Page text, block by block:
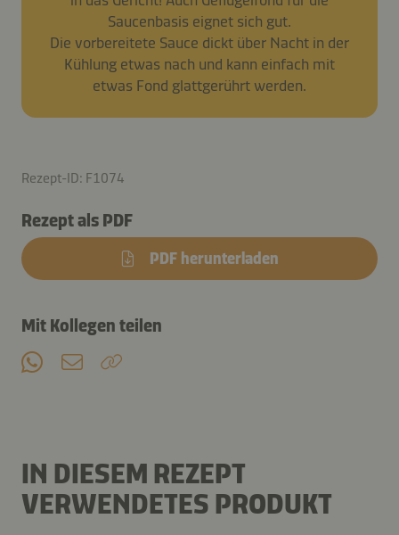
Saucenbasis eignet sich gut.
Die vorbereitete Sauce dickt über Nacht in der
Kühlung etwas nach und kann einfach mit
etwas Fond glattgerührt werden.
Rezept-ID: F1074
Rezept als PDF
PDF herunterladen
Mit Kollegen teilen
IN DIESEM REZEPT
VERWENDETES PRODUKT